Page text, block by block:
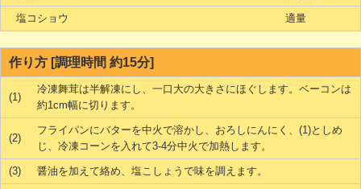
塩コショウ 適量
作り方 [調理時間 約15分]
(1)
冷凍舞茸は半解凍にし、一口大の大きさにほぐします。ベーコンは
約1cm幅に切ります。
(2)
フライパンにバターを中火で溶かし、おろしにんにく、(1)としめ
じ、冷凍コーンを入れて3-4分中火で加熱します。
(3) 醤油を加えて絡め、塩こしょうで味を調えます。